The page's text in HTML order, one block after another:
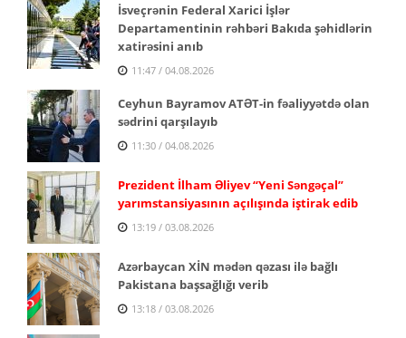
İsveçrənin Federal Xarici İşlər
Departamentinin rəhbəri Bakıda şəhidlərin
xatirəsini anıb
11:47 / 04.08.2026
Ceyhun Bayramov ATƏT-in fəaliyyətdə olan
sədrini qarşılayıb
11:30 / 04.08.2026
Prezident İlham Əliyev “Yeni Səngəçal”
yarımstansiyasının açılışında iştirak edib
13:19 / 03.08.2026
Azərbaycan XİN mədən qəzası ilə bağlı
Pakistana başsağlığı verib
13:18 / 03.08.2026